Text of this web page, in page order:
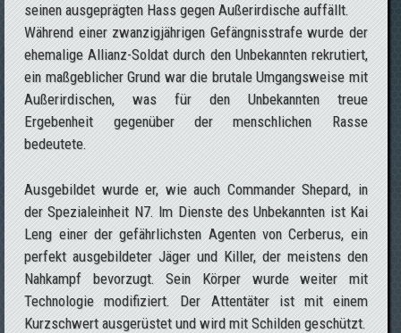
seinen ausgeprägten Hass gegen Außerirdische auffällt.
Während einer zwanzigjährigen Gefängnisstrafe wurde der
ehemalige Allianz-Soldat durch den Unbekannten rekrutiert,
ein maßgeblicher Grund war die brutale Umgangsweise mit
Außerirdischen, was für den Unbekannten treue
Ergebenheit gegenüber der menschlichen Rasse
bedeutete.
Ausgebildet wurde er, wie auch Commander Shepard, in
der Spezialeinheit N7. Im Dienste des Unbekannten ist Kai
Leng einer der gefährlichsten Agenten von Cerberus, ein
perfekt ausgebildeter Jäger und Killer, der meistens den
Nahkampf bevorzugt. Sein Körper wurde weiter mit
Technologie modifiziert. Der Attentäter ist mit einem
Kurzschwert ausgerüstet und wird mit Schilden geschützt.